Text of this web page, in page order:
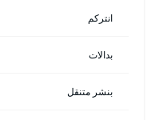
انتركم
بدالات
بنشر متنقل